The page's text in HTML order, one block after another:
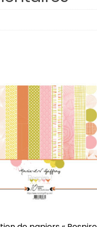
Famille
Porte-Bonheur
Hiverning
Âmes Soeurs
Confidentiel
J’veux du soleil !
Dessine-moi